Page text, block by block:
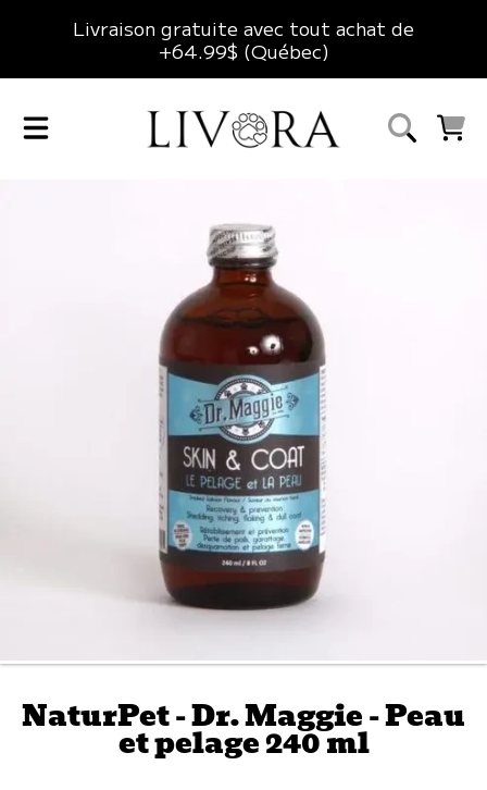
ALLER AU CONTENU
Livraison gratuite avec tout achat de
+64.99$ (Québec)
NaturPet - Dr. Maggie - Peau
et pelage 240 ml